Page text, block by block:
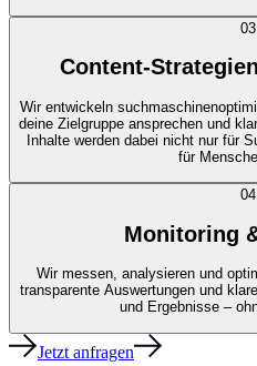
03
Content-
Wir entwickeln
deine Zielgruppe ansprechen und
Inhalte werden dabei nicht nur für
für
04
Monitoring
Wir messen, analysieren und
transparente Auswertungen und
und Ergebnisse –
Jetzt anfragen